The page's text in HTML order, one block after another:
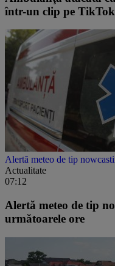
într-un clip pe
Alertă meteo de tip
Actualitate
07:12
Alertă meteo de tip
următoarele ore